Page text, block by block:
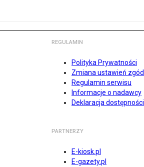
REGULAMIN
Polityka Prywatności
Zmiana ustawień zgód
Regulamin serwisu
Informacje o nadawcy
Deklaracja dostępności
PARTNERZY
E-kiosk.pl
E-gazety.pl